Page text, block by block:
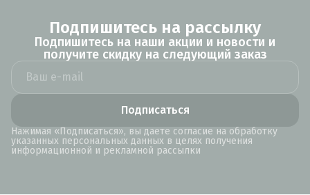
Подпишитесь на рассылку
Подпишитесь на наши акции и новости и
получите скидку на следующий заказ
Подписаться
Нажимая «Подписаться», вы даете согласие на обработку
указанных персональных данных в целях получения
информационной и рекламной рассылки